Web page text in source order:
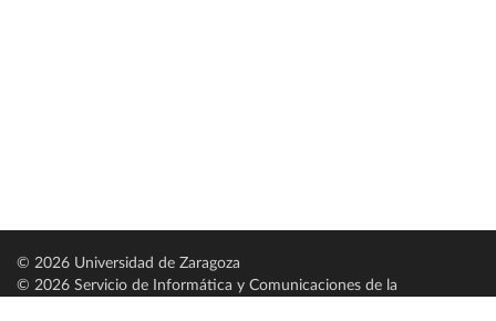
© 2026 Universidad de Zaragoza
© 2026 Servicio de Informática y Comunicaciones de la